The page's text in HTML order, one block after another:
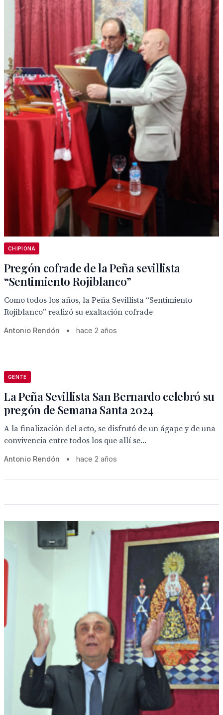
CHIPIONA
Pregón cofrade de la Peña sevillista
“Sentimiento Rojiblanco”
Como todos los años, la Peña Sevillista “Sentimiento
Rojiblanco” realizó su exaltación cofrade
Antonio Rendón • hace 2 años
GENTE
La Peña Sevillista San Bernardo celebró su
pregón de Semana Santa 2024
A la finalización del acto, se disfrutó de un ágape y de una
convivencia entre todos los que allí se...
Antonio Rendón • hace 2 años